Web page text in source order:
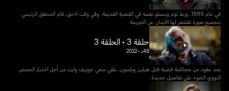
في عام 1989، ورط توم وينسلو نفسه في القضية القديمة. وفي وقت لاحق، قام المحقق الرئيسي
بتجميع صورة تقشعر لها الأبدان عن الجريمة.
حلقة 3 • الحلقة 3
48د •
2022
بعد عقود من محاكمة قضية قتل هيلين ويلسون، يلقي سعي جوزيف وايت من أجل اختبار الحمض
النووي الضوء على تفاصيل جديدة.